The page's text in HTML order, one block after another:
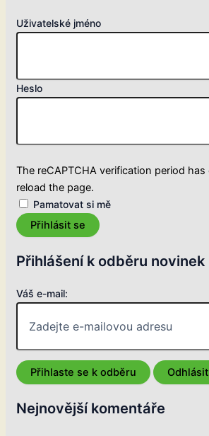
Uživatelské jméno
Heslo
The reCAPTCHA verification period has
reload the page.
Pamatovat si mě
Přihlásit se
Přihlášení k odběru novinek
Váš e-mail:
Nejnovější komentáře